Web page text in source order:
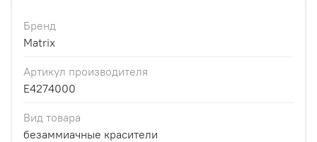
Бренд
Matrix
Артикул производителя
E4274000
Вид товара
безаммиачные красители